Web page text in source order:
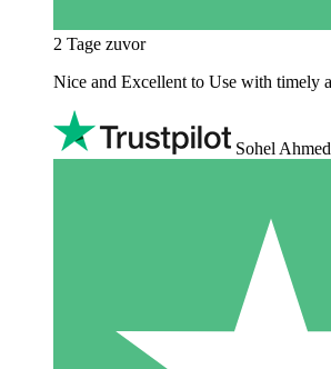
2 Tage zuvor
Nice and Excellent to Use with timely
Sohel Ahmed